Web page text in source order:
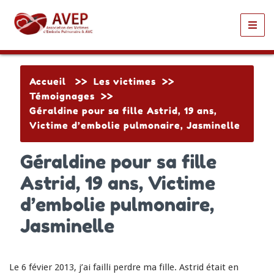
Accueil >> Les victimes >>
Témoignages >>
Géraldine pour sa fille Astrid, 19 ans,
Victime d’embolie pulmonaire, Jasminelle
Géraldine pour sa fille
Astrid, 19 ans, Victime
d’embolie pulmonaire,
Jasminelle
Le 6 févier 2013, j’ai failli perdre ma fille. Astrid était en